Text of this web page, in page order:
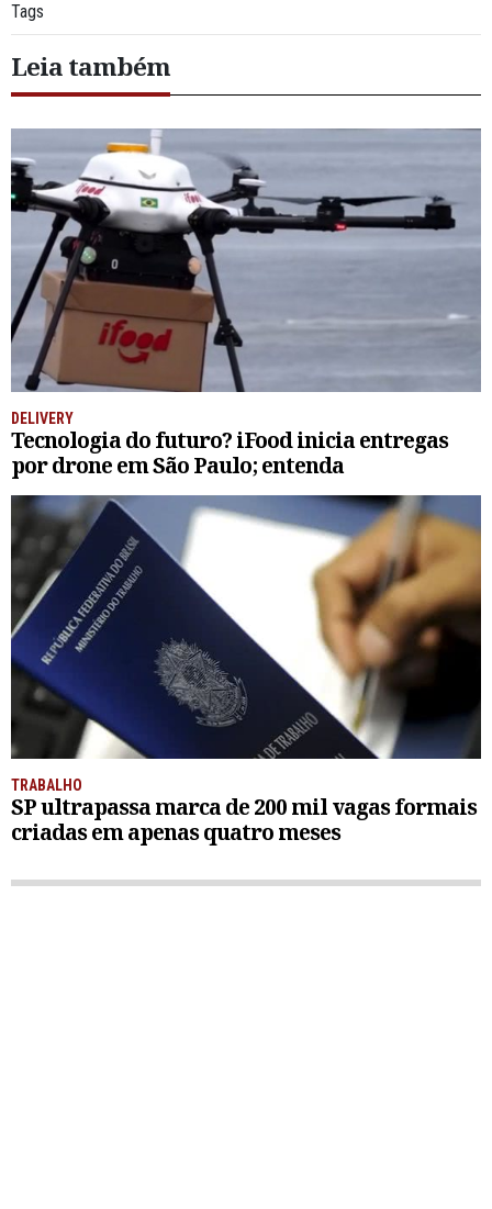
Tags
Leia também
DELIVERY
Tecnologia do futuro? iFood inicia entregas
por drone em São Paulo; entenda
TRABALHO
SP ultrapassa marca de 200 mil vagas formais
criadas em apenas quatro meses